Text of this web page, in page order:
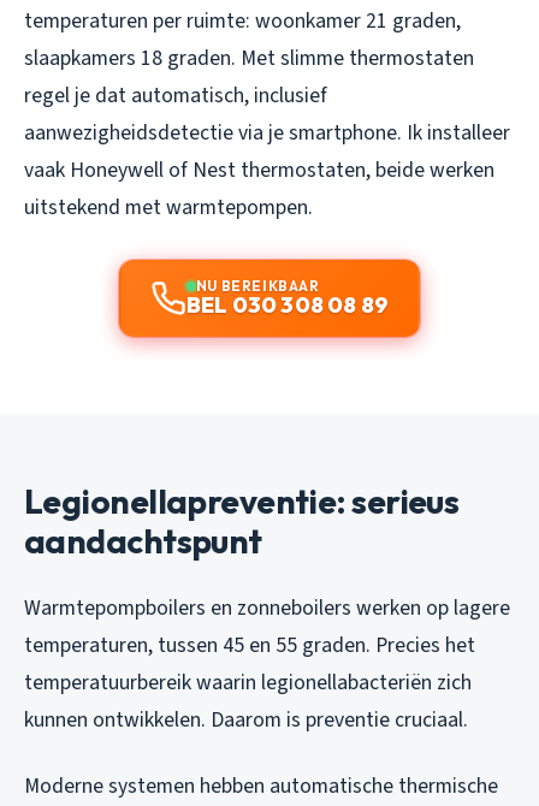
temperaturen per ruimte: woonkamer 21 graden,
slaapkamers 18 graden. Met slimme thermostaten
regel je dat automatisch, inclusief
aanwezigheidsdetectie via je smartphone. Ik installeer
vaak Honeywell of Nest thermostaten, beide werken
uitstekend met warmtepompen.
NU BEREIKBAAR
BEL 030 308 08 89
Legionellapreventie: serieus
aandachtspunt
Warmtepompboilers en zonneboilers werken op lagere
temperaturen, tussen 45 en 55 graden. Precies het
temperatuurbereik waarin legionellabacteriën zich
kunnen ontwikkelen. Daarom is preventie cruciaal.
Moderne systemen hebben automatische thermische